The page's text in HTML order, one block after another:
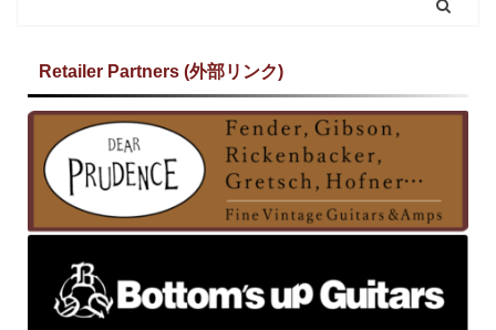
Retailer Partners (外部リンク)